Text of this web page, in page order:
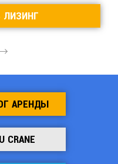
ЛИЗИНГ
АРЕНДЫ
CRANE